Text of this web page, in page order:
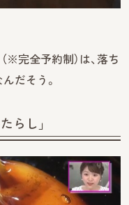
※完全予約制）は、落ち
だそう。
らし」